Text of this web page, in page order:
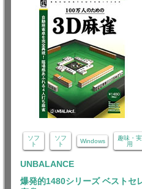
ソフ
ト
ソフ
ト
Windows
趣味・実
用
UNBALANCE
爆発的1480シリーズ ベストセ